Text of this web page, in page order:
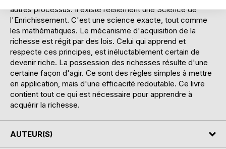
autres processus. Il existe réellement une Science de
l'Enrichissement. C'est une science exacte, tout comme
les mathématiques. Le mécanisme d'acquisition de la
richesse est régit par des lois. Celui qui apprend et
respecte ces principes, est inéluctablement certain de
devenir riche. La possession des richesses résulte d'une
certaine façon d'agir. Ce sont des règles simples à mettre
en application, mais d'une efficacité redoutable. Ce livre
contient tout ce qui est nécessaire pour apprendre à
acquérir la richesse.
AUTEUR(S)